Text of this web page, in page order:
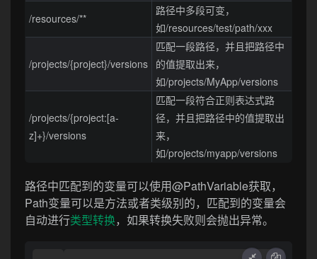
/resources/**
路径中多段可变，
如/resources/test/path/xxx
/projects/{project}/versions
匹配一段路径，并且把路径中
的值提取出来，
如/projects/MyApp/versions
/projects/{project:[a-
z]+}/versions
匹配一段符合正则表达式路
径，并且把路径中的值提取出
来，
如/projects/myapp/versions
路径中匹配到的变量可以使用@PathVariable获取，
Path变量可以是方法或者类级别的，匹配到的变量会
自动进行类型转换，如果转换失败则会抛出异常。